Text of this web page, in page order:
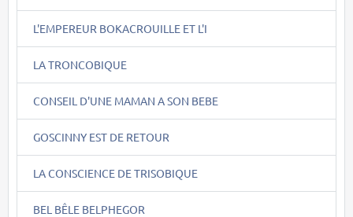
L'EMPEREUR BOKACROUILLE ET L'I
LA TRONCOBIQUE
CONSEIL D'UNE MAMAN A SON BEBE
GOSCINNY EST DE RETOUR
LA CONSCIENCE DE TRISOBIQUE
BEL BÊLE BELPHEGOR